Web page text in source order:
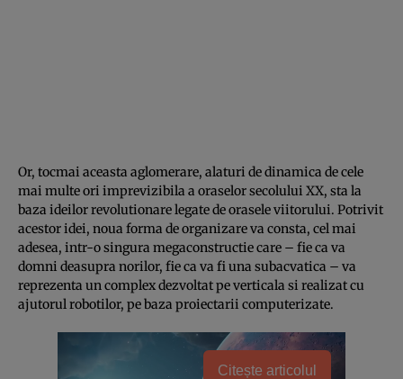
Or, tocmai aceasta aglomerare, alaturi de dinamica de cele
mai multe ori imprevizibila a oraselor secolului XX, sta la
baza ideilor revolutionare legate de orasele viitorului. Potrivit
acestor idei, noua forma de organizare va consta, cel mai
adesea, intr-o singura megaconstructie care – fie ca va
domni deasupra norilor, fie ca va fi una subacvatica – va
reprezenta un complex dezvoltat pe verticala si realizat cu
ajutorul robotilor, pe baza proiectarii computerizate.
Citește articolul